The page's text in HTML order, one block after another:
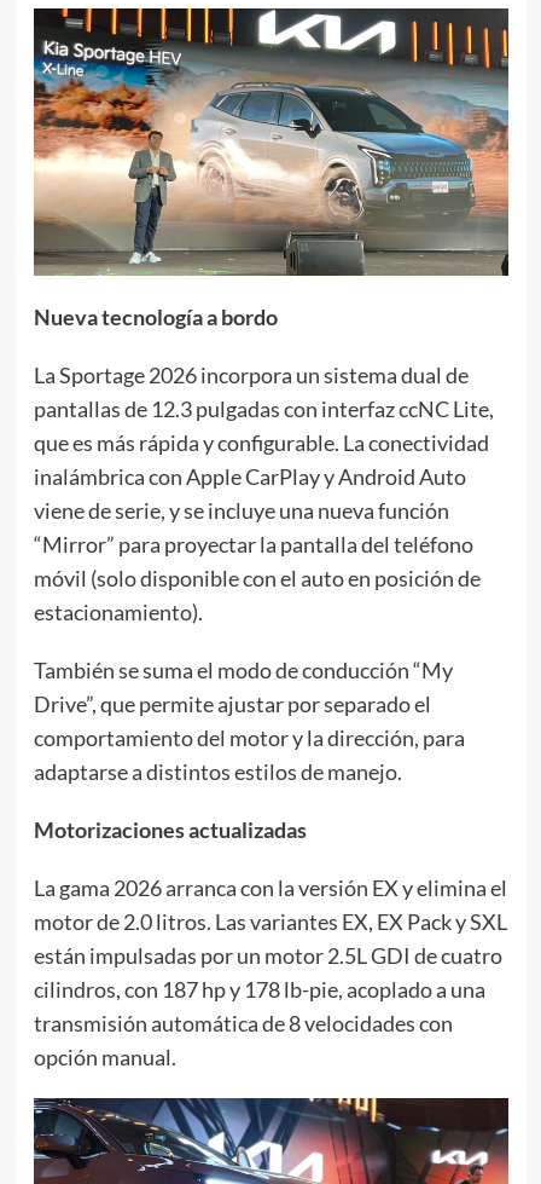
Nueva tecnología a bordo
La Sportage 2026 incorpora un sistema dual de
pantallas de 12.3 pulgadas con interfaz ccNC Lite,
que es más rápida y configurable. La conectividad
inalámbrica con Apple CarPlay y Android Auto
viene de serie, y se incluye una nueva función
“Mirror” para proyectar la pantalla del teléfono
móvil (solo disponible con el auto en posición de
estacionamiento).
También se suma el modo de conducción “My
Drive”, que permite ajustar por separado el
comportamiento del motor y la dirección, para
adaptarse a distintos estilos de manejo.
Motorizaciones actualizadas
La gama 2026 arranca con la versión EX y elimina el
motor de 2.0 litros. Las variantes EX, EX Pack y SXL
están impulsadas por un motor 2.5L GDI de cuatro
cilindros, con 187 hp y 178 lb-pie, acoplado a una
transmisión automática de 8 velocidades con
opción manual.